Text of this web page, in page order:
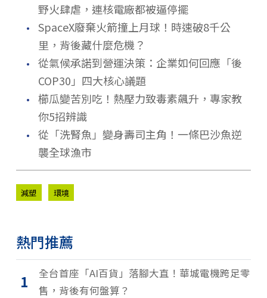
野火肆虐，連核電廠都被逼停擺
． SpaceX廢棄火箭撞上月球！時速破8千公
里，背後藏什麼危機？
． 從氣候承諾到營運決策：企業如何回應「後
COP30」四大核心議題
． 櫛瓜變苦別吃！熱壓力致毒素飆升，專家教
你5招辨識
． 從「洗腎魚」變身壽司主角！一條巴沙魚逆
襲全球漁市
減塑 環境
熱門推薦
1
全台首座「AI百貨」落腳大直！華城電機跨足零
售，背後有何盤算？